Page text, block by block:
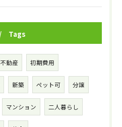
Tags
不動産 初期費用
新築 ペット可 分譲
マンション 二人暮らし